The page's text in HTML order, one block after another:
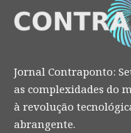
Jornal Contraponto:
as complexidades do
à revolução
abrangente.